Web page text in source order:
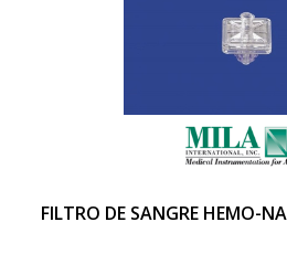
FILTRO DE SANGRE HEMO-